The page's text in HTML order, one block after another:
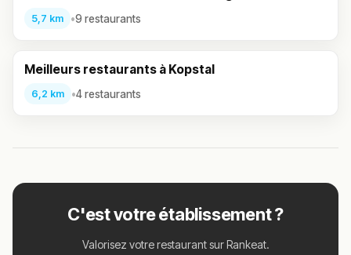
5,7 km •9 restaurants
Meilleurs restaurants à Kopstal
6,2 km •4 restaurants
C'est votre établissement ?
Valorisez votre restaurant sur Rankeat.